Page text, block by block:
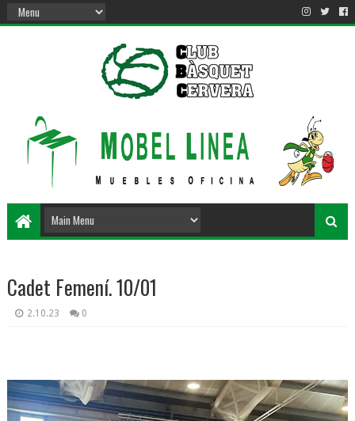
Cadet Femení. 10/01
2.10.23 0